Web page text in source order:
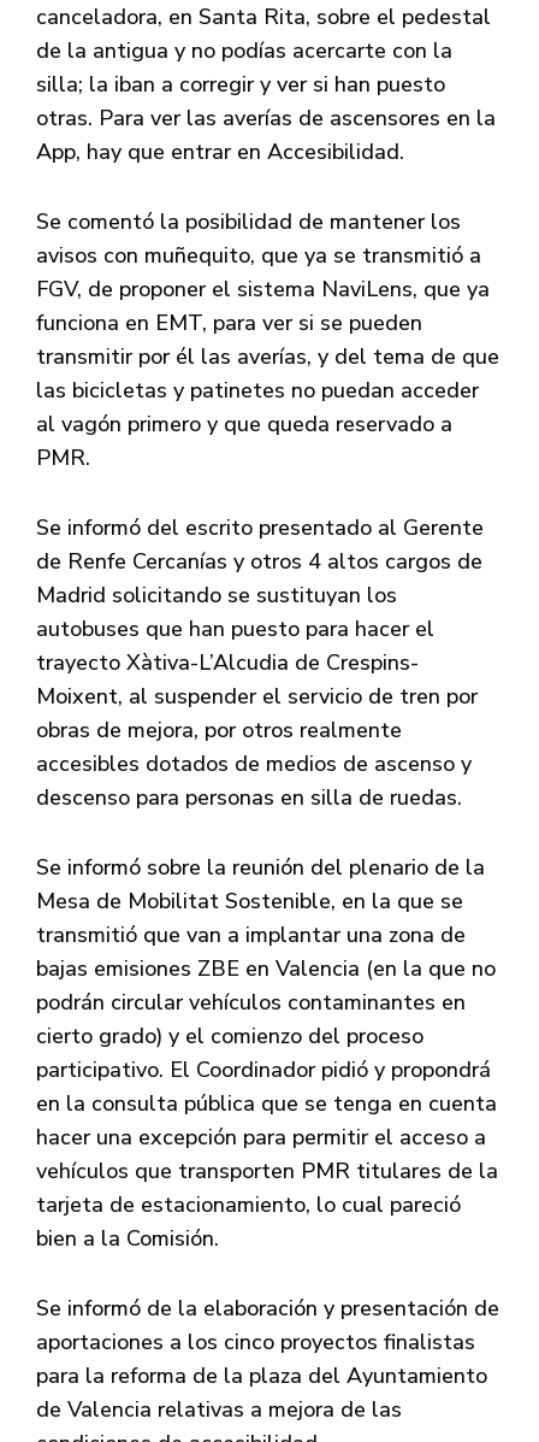
canceladora, en Santa Rita, sobre el pedestal
de la antigua y no podías acercarte con la
silla; la iban a corregir y ver si han puesto
otras. Para ver las averías de ascensores en la
App, hay que entrar en Accesibilidad.
Se comentó la posibilidad de mantener los
avisos con muñequito, que ya se transmitió a
FGV, de proponer el sistema NaviLens, que ya
funciona en EMT, para ver si se pueden
transmitir por él las averías, y del tema de que
las bicicletas y patinetes no puedan acceder
al vagón primero y que queda reservado a
PMR.
Se informó del escrito presentado al Gerente
de Renfe Cercanías y otros 4 altos cargos de
Madrid solicitando se sustituyan los
autobuses que han puesto para hacer el
trayecto Xàtiva-L’Alcudia de Crespins-
Moixent, al suspender el servicio de tren por
obras de mejora, por otros realmente
accesibles dotados de medios de ascenso y
descenso para personas en silla de ruedas.
Se informó sobre la reunión del plenario de la
Mesa de Mobilitat Sostenible, en la que se
transmitió que van a implantar una zona de
bajas emisiones ZBE en Valencia (en la que no
podrán circular vehículos contaminantes en
cierto grado) y el comienzo del proceso
participativo. El Coordinador pidió y propondrá
en la consulta pública que se tenga en cuenta
hacer una excepción para permitir el acceso a
vehículos que transporten PMR titulares de la
tarjeta de estacionamiento, lo cual pareció
bien a la Comisión.
Se informó de la elaboración y presentación de
aportaciones a los cinco proyectos finalistas
para la reforma de la plaza del Ayuntamiento
de Valencia relativas a mejora de las